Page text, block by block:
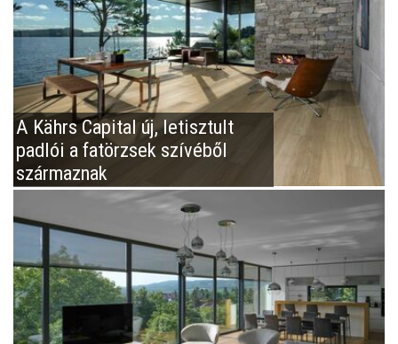
A Kährs Capital új, letisztult
padlói a fatörzsek szívéből
származnak